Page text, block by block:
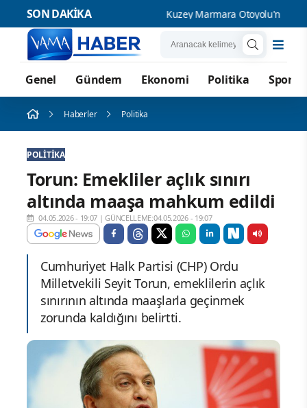
SON DAKİKA Kuzey Marmara Otoyolu'nda
Genel Gündem Ekonomi Politika Spor
Haberler Politika
POLITIKA
Torun: Emekliler açlık sınırı
altında maaşa mahkum edildi
04.05.2026 - 19:07 |GÜNCELLEME:04.05.2026 - 19:07
Cumhuriyet Halk Partisi (CHP) Ordu
Milletvekili Seyit Torun, emeklilerin açlık
sınırının altında maaşlarla geçinmek
zorunda kaldığını belirtti.